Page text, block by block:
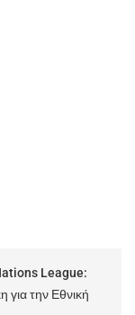
League:
για την Εθνική